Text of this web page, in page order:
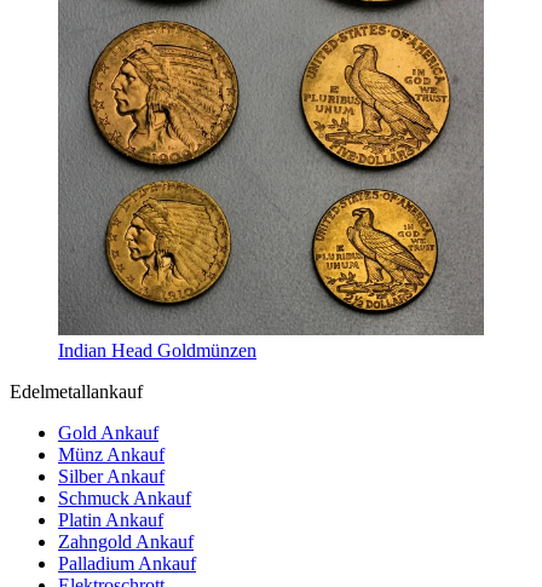
Indian Head Goldmünzen
Edelmetallankauf
Gold Ankauf
Münz Ankauf
Silber Ankauf
Schmuck Ankauf
Platin Ankauf
Zahngold Ankauf
Palladium Ankauf